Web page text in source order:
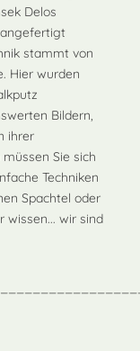
Delos
stammt von
Hier wurden
Bildern,
ihrer
Sie sich
Techniken
Spachtel oder
wissen... wir sind